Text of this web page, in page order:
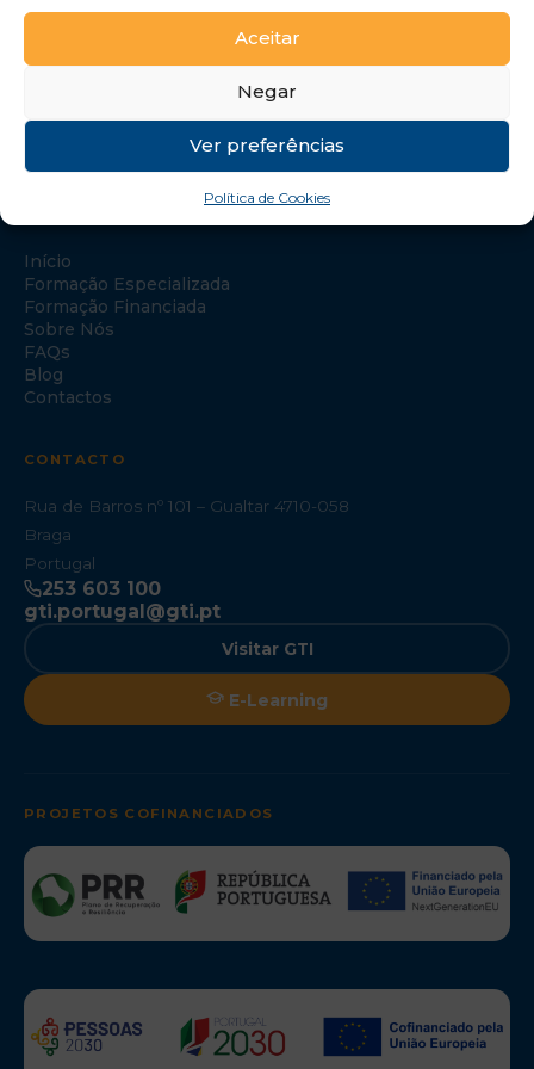
Aceitar
Negar
Ver preferências
Política de Cookies
Início
Formação Especializada
Formação Financiada
Sobre Nós
FAQs
Blog
Contactos
CONTACTO
Rua de Barros nº 101 – Gualtar 4710-058
Braga
Portugal
253 603 100
gti.portugal@gti.pt
Visitar GTI
E-Learning
PROJETOS COFINANCIADOS